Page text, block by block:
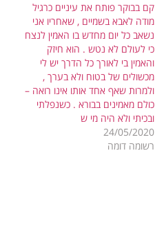
קם בבוקר פותח את עיניים כרגיל
מודה לאבא בשמיים , שאחריו אני
נשאב כל יום מחדש בו האמין לנצח
כי לעולם לא נטש . הוא חיזק
והאמין בי לאורך כל הדרך יש לי
מכשולים של בטוח ולא בערך ,
ולמרות שאף אחד אותו אינו רואה –
כולם מאמינים בבורא . כשנפלתי
ובכיתי ולא היה מי ש
24/05/2020
רשומה דומה